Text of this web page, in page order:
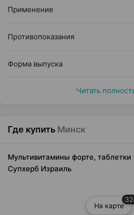
Применение
Противопоказания
Форма выпуска
Читать
Где купить Минск
Мультивитамины форте,
Супхерб Израиль
На карте